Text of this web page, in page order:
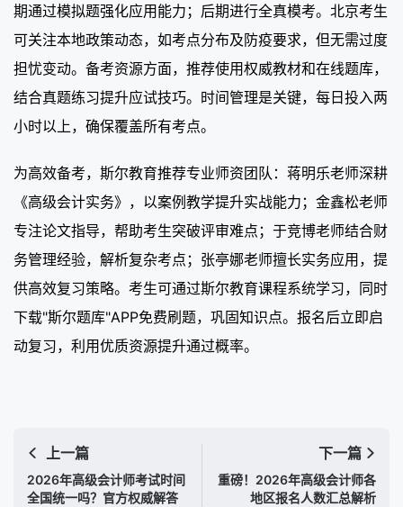
期通过模拟题强化应用能力；后期进行全真模考。北京考生
可关注本地政策动态，如考点分布及防疫要求，但无需过度
担忧变动。备考资源方面，推荐使用权威教材和在线题库，
结合真题练习提升应试技巧。时间管理是关键，每日投入两
小时以上，确保覆盖所有考点。
为高效备考，斯尔教育推荐专业师资团队：蒋明乐老师深耕
《高级会计实务》，以案例教学提升实战能力；金鑫松老师
专注论文指导，帮助考生突破评审难点；于竞博老师结合财
务管理经验，解析复杂考点；张亭娜老师擅长实务应用，提
供高效复习策略。考生可通过斯尔教育课程系统学习，同时
下载"斯尔题库"APP免费刷题，巩固知识点。报名后立即启
动复习，利用优质资源提升通过概率。
上一篇
2026年高级会计师考试时间
全国统一吗？官方权威解答
下一篇
重磅！2026年高级会计师各
地区报名人数汇总解析